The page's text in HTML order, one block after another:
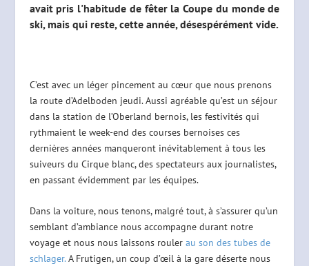
avait pris l'habitude de fêter la Coupe du monde de
ski, mais qui reste, cette année, désespérément vide.
C’est avec un léger pincement au cœur que nous prenons
la route d’Adelboden jeudi. Aussi agréable qu’est un séjour
dans la station de l’Oberland bernois, les festivités qui
rythmaient le week-end des courses bernoises ces
dernières années manqueront inévitablement à tous les
suiveurs du Cirque blanc, des spectateurs aux journalistes,
en passant évidemment par les équipes.
Dans la voiture, nous tenons, malgré tout, à s’assurer qu’un
semblant d’ambiance nous accompagne durant notre
voyage et nous nous laissons rouler au son des tubes de
schlager.A Frutigen, un coup d’œil à la gare déserte nous